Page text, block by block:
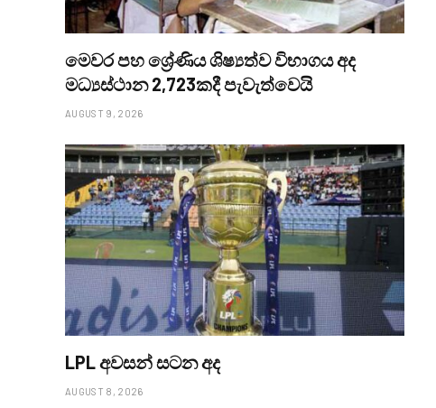
මෙවර පහ ශ්‍රේණිය ශිෂ්‍යත්ව විභාගය අද
මධ්‍යස්ථාන 2,723කදී පැවැත්වෙයි
AUGUST 9, 2026
LPL අවසන් සටන අද
AUGUST 8, 2026